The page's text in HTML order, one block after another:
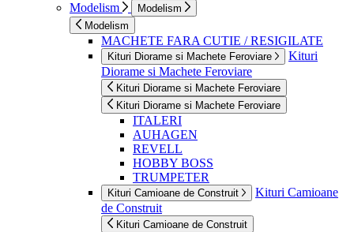
Modelism
Modelism
Modelism
MACHETE FARA CUTIE / RESIGILATE
Kituri Diorame si Machete Feroviare
Kituri
Diorame si Machete Feroviare
Kituri Diorame si Machete Feroviare
Kituri Diorame si Machete Feroviare
ITALERI
AUHAGEN
REVELL
HOBBY BOSS
TRUMPETER
Kituri Camioane de Construit
Kituri Camioane
de Construit
Kituri Camioane de Construit